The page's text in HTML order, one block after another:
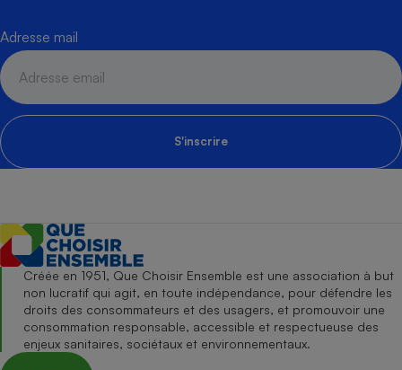
Adresse mail
S'inscrire
Créée en 1951, Que Choisir Ensemble est une association à but
non lucratif qui agit, en toute indépendance, pour défendre les
droits des consommateurs et des usagers, et promouvoir une
consommation responsable, accessible et respectueuse des
enjeux sanitaires, sociétaux et environnementaux.